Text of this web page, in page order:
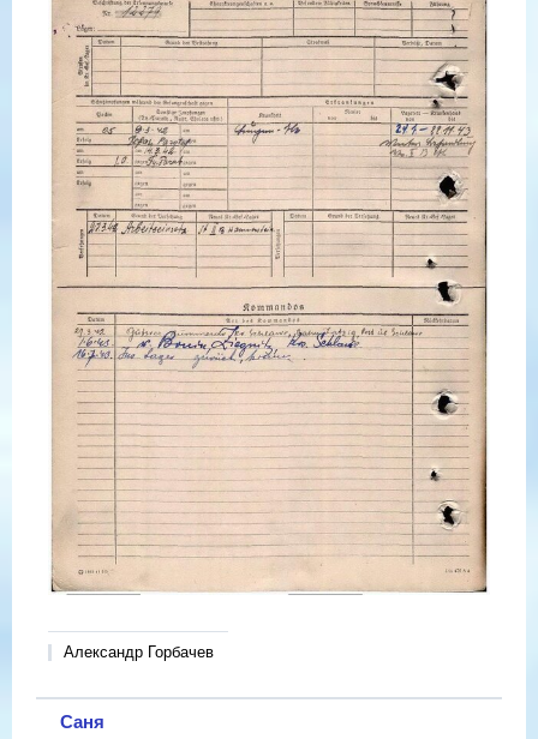
Александр Горбачев
Саня